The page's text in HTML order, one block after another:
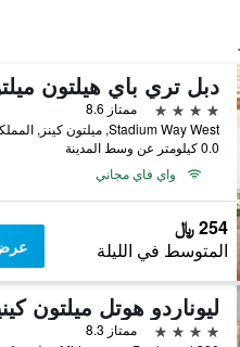
4 نجوم
ممتاز 8.6
Stadium Way West, ميلتون كينز, المملكة المتحدة
0.0 كيلومتر عن وسط المدينة
واي فاي مجاني
254 ﷼
المتوسط في الليلة
ليوناردو هوتل ميلتون
4 نجوم
ممتاز 8.3